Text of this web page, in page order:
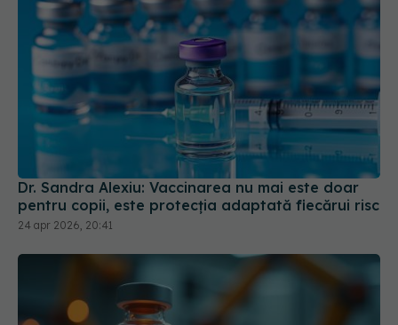
Dr. Sandra Alexiu: Vaccinarea nu mai este doar
pentru copii, este protecția adaptată fiecărui risc
24 apr 2026, 20:41